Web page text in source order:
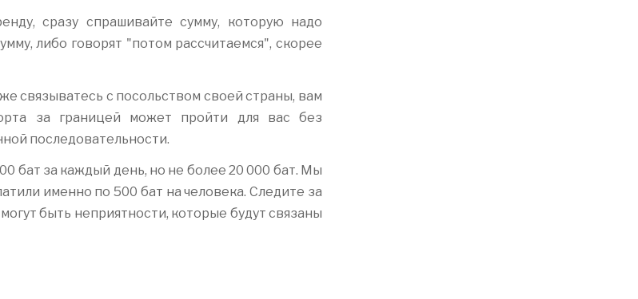
сразу спрашивайте сумму, которую надо
либо говорят "потом рассчитаемся", скорее
связыватесь с посольством своей страны, вам
за границей может пройти для вас без
последовательности.
бат за каждый день, но не более 20 000 бат. Мы
именно по 500 бат на человека. Следите за
быть неприятности, которые будут связаны